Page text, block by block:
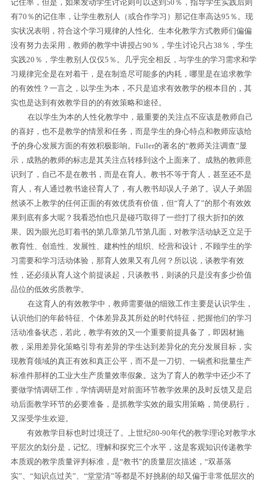
记住率，但是，如果发动学生讨论则可以达到 50 ％，指导学生实践后则
有70 ％的记住率，让学生教别人（或合作学习）那记住率高达95 ％。现
实状况表明，符合这个学习规律的人性化、生本化教学方式教师们偏偏
没有努力去采用，教师的教学中讲授占90 ％，学生讨论只占38 ％，学生
实践20 ％，学生教别人仅仅5 ％。几乎完全相反，与学生的学习需求和学
习规律完全是在对着干，是在制造尽可能多的内耗，哪里是在追求教学
的有效性？一言之，以学生为本，不只是追求有效教学的根本目的，其
实也是达到有效教学目的的有效策略和途径。
在以学生为本的人性化教学中，最重要的关注点不应该是教师自己
的喜好，也不是教学的情景和任务，而是学生的身心特点和教师应该给
予的身心发展方面的有效积极影响。 Fuller的著名的“教师关注调查”显
示，成熟的教师的标志是其关注点转移到这个上面来了。成熟的教师意
识到了，自己不是在教书，而是在育人。教书不等于育人，甚至还不是
育人，有人通过教书途径育人了，有人教书却误人子弟了。误人子弟固
然谈不上教学的任何正面的有效优质有价值，但“育人了”的那个有效效
果到底有多大呢？我看恐怕也只是碰巧取得了一些打了很大折扣的效
果。因为眼光总盯着书的第几章第几节第几面，对教学活动缺乏立足于
教育性、创造性、发展性、建构性的组织、经营和设计，不顾学生的学
习需要和学习活动体验，那育人效果又有几何？所以说，谈教学有效
性，还必须从育人这个前提谈起，只谈教书，则谈的只是没有多少价值
品位的低效劣质教学。
在这育人的有效教学中，教师需要做的细致工作主要是认识学生，
认识他们的年龄特征、个体差异及其所处的时代特征，把握他们的学习
活动准备状态，若此，教学有效的又一个重要前提具备了，即因材施
教，采用差异化策略引导有差异的学生达到差异化的充分发展目标，实
现教育领域的真正有效和真正公平，而不是一刀切、一锅煮和批量生产
标准件那样的工业大生产质量效率假象。这为了育人的教学中还少不了
要做学情调研工作，学情调研是对前面环节教学效果的及时反馈又是启
动后面教学环节的必要准备，是抓教学实效的最实用策略，简便易行，
又深受学生欢迎。
有效教学目标也时过境迁了。上世纪80-90年代的教学理论对教学水
平层次的划分是，记忆、理解和探究三个水平，这是客观知识传递教学
本质观的教学质量评判标准，是“教书”的质量层次描述， “双基落
实” “知识点过关” 、“堂堂清”等都是不好挑剔的却又偏于非常低层次的